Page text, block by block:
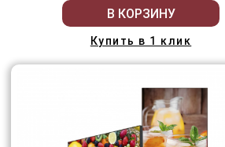
В КОРЗИНУ
Купить в 1 клик